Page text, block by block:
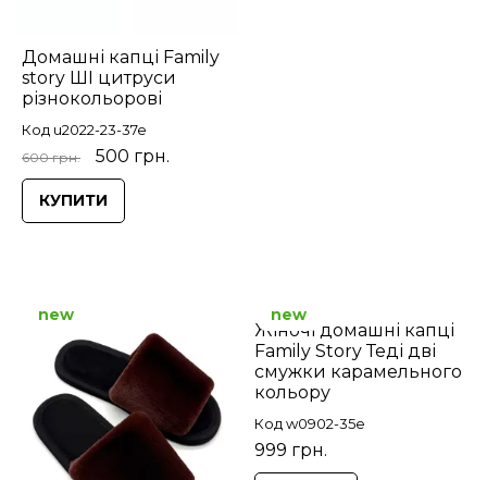
Домашні капці Family
story ШІ цитруси
різнокольорові
Код u2022-23-37e
600 грн. 500 грн.
КУПИТИ
new
Жіночі домашні капці
Family Story Теді дві
смужки карамельного
кольору
Код w0902-35e
999 грн.
new